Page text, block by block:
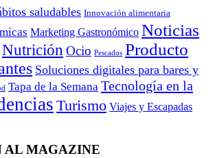
saludables Innovación alimentaria
Marketing Gastronómico Noticias
Nutrición Ocio Pescados Producto
Soluciones digitales para bares y
Tapa de la Semana Tecnología en la
Turismo Viajes y Escapadas
AL MAGAZINE